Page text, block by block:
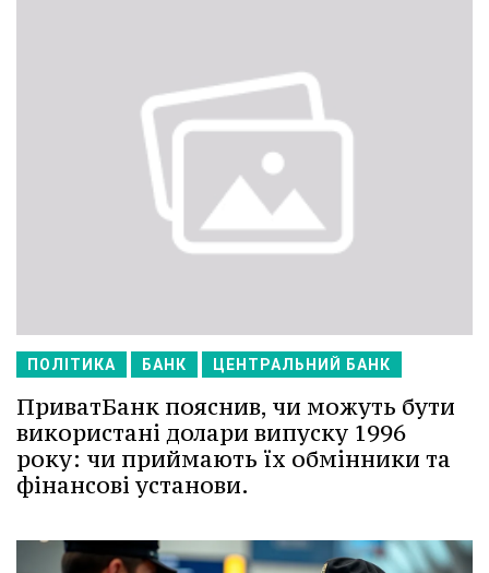
ПОЛІТИКА БАНК ЦЕНТРАЛЬНИЙ БАНК
ПриватБанк пояснив, чи можуть бути
використані долари випуску 1996
року: чи приймають їх обмінники та
фінансові установи.